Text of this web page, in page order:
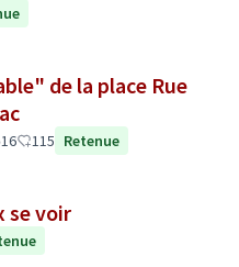
de la place Rue
16 115 Retenue
se voir